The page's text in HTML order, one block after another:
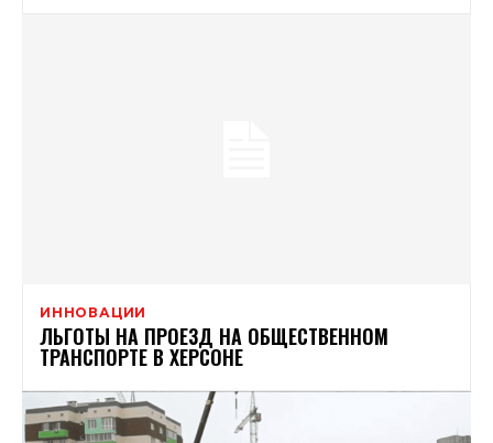
ИННОВАЦИИ
ЛЬГОТЫ НА ПРОЕЗД НА ОБЩЕСТВЕННОМ
ТРАНСПОРТЕ В ХЕРСОНЕ